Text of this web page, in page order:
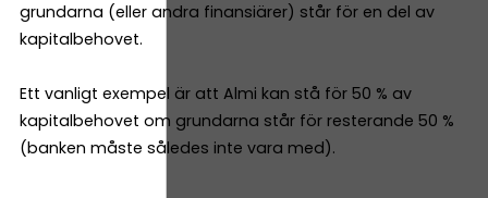
grundarna (eller andra finansiärer) står för en del av
kapitalbehovet.
Ett vanligt exempel är att Almi kan stå för 50 % av
kapitalbehovet om grundarna står för resterande 50 %
(banken måste således inte vara med).